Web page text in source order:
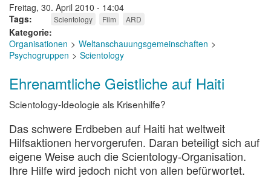
Freitag, 30. April 2010 - 14:04
Tags
Scientology Film ARD
Kategorie
Organisationen
Weltanschauungsgemeinschaften
Psychogruppen
Scientology
Ehrenamtliche Geistliche auf Haiti
Scientology-Ideologie als Krisenhilfe?
Das schwere Erdbeben auf Haiti hat weltweit
Hilfsaktionen hervorgerufen. Daran beteiligt sich auf
eigene Weise auch die Scientology-Organisation.
Ihre Hilfe wird jedoch nicht von allen befürwortet.